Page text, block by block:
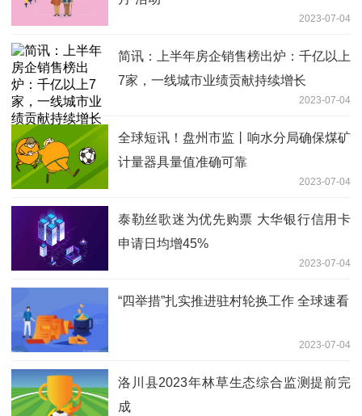
2023-07-04
简讯：上半年房企销售榜出炉：千亿以上
7家，一线城市业绩贡献持续增长
2023-07-04
全球短讯！盘州市监丨响水分局确保煤矿
计量器具量值准确可靠
2023-07-04
泰勒丝歌迷为优先购票 大华银行信用卡
申请日均增45%
2023-07-04
“四举措”扎实推进驻村轮换工作 全球速看
2023-07-04
洛川县2023年林草生态综合监测提前完
成